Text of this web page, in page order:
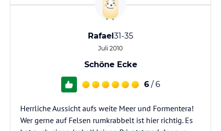
Rafael31-35
Juli 2010
Schöne Ecke
6 / 6
Herrliche Aussicht aufs weite Meer und Formentera!
Wer gerne auf Felsen rumkrabbelt ist hier richtig. Es